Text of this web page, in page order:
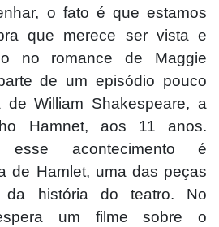
o fato é que estamos
que merece ser vista e
no romance de Maggie
de um episódio pouco
William Shakespeare, a
Hamnet, aos 11 anos.
esse acontecimento é
de Hamlet, uma das peças
da história do teatro. No
um filme sobre o